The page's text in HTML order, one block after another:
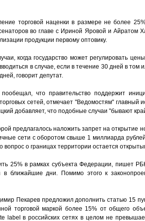
торговой наценки в размере не более
во главе с Ириной Яровой и Айратом
продукции первому оптовику.
когда государство может регулировать
в случае, если в течение 30 дней в том
говорит депутат.
что правительство поддержит
сетей, отмечает "Ведомостям" главный
добавляет, что подобные случаи "бывают
предлагалось наложить запрет на открытие
сети с оборотом свыше 1 миллиарда
о границах территории остается
25% в рамках субъекта Федерации, пишет
в ближайшие дни. Помимо этого к
Пекарев предложил дополнить статью 15
торговой маркой более 15% от общего
label в российских сетях в целом не